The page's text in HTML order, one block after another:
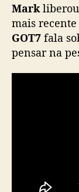
Mark
mais
GOT7 fala
pensar na